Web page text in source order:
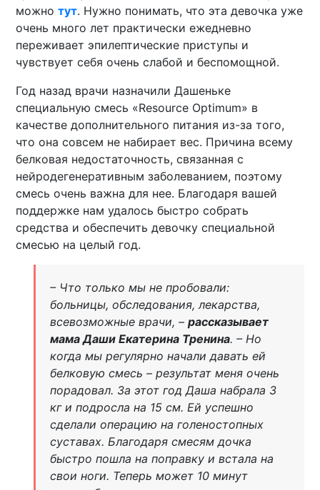
можнотут. Нужно понимать, что эта девочка уже
очень много лет практически ежедневно
переживает эпилептические приступы и
чувствует себя очень слабой и беспомощной.
Год назад врачи назначили Дашеньке
специальную смесь «Resource Optimum» в
качестве дополнительного питания из-за того,
что она совсем не набирает вес. Причина всему
белковая недостаточность, связанная с
нейродегенеративным заболеванием, поэтому
смесь очень важна для нее. Благодаря вашей
поддержке нам удалось быстро собрать
средства и обеспечить девочку специальной
смесью на целый год.
– Что только мы не пробовали:
больницы, обследования, лекарства,
всевозможные врачи, – рассказывает
мама Даши Екатерина Тренина. – Но
когда мы регулярно начали давать ей
белковую смесь – результат меня очень
порадовал. За этот год Даша набрала 3
кг и подросла на 15 см. Ей успешно
сделали операцию на голеностопных
суставах. Благодаря смесям дочка
быстро пошла на поправку и встала на
свои ноги. Теперь может 10 минут